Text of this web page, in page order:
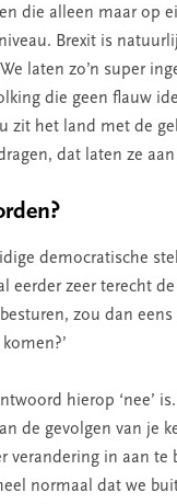
die alleen maar op
Brexit is
laten zo’n super
die geen flauw
zit het land met de
dat laten ze
democratische
eerder zeer terecht
zou dan
hierop ‘nee’
de gevolgen van je
verandering in aan
normaal dat we